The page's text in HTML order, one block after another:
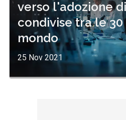
verso l'adozione
condivise tra le
mondo
25 Nov 2021